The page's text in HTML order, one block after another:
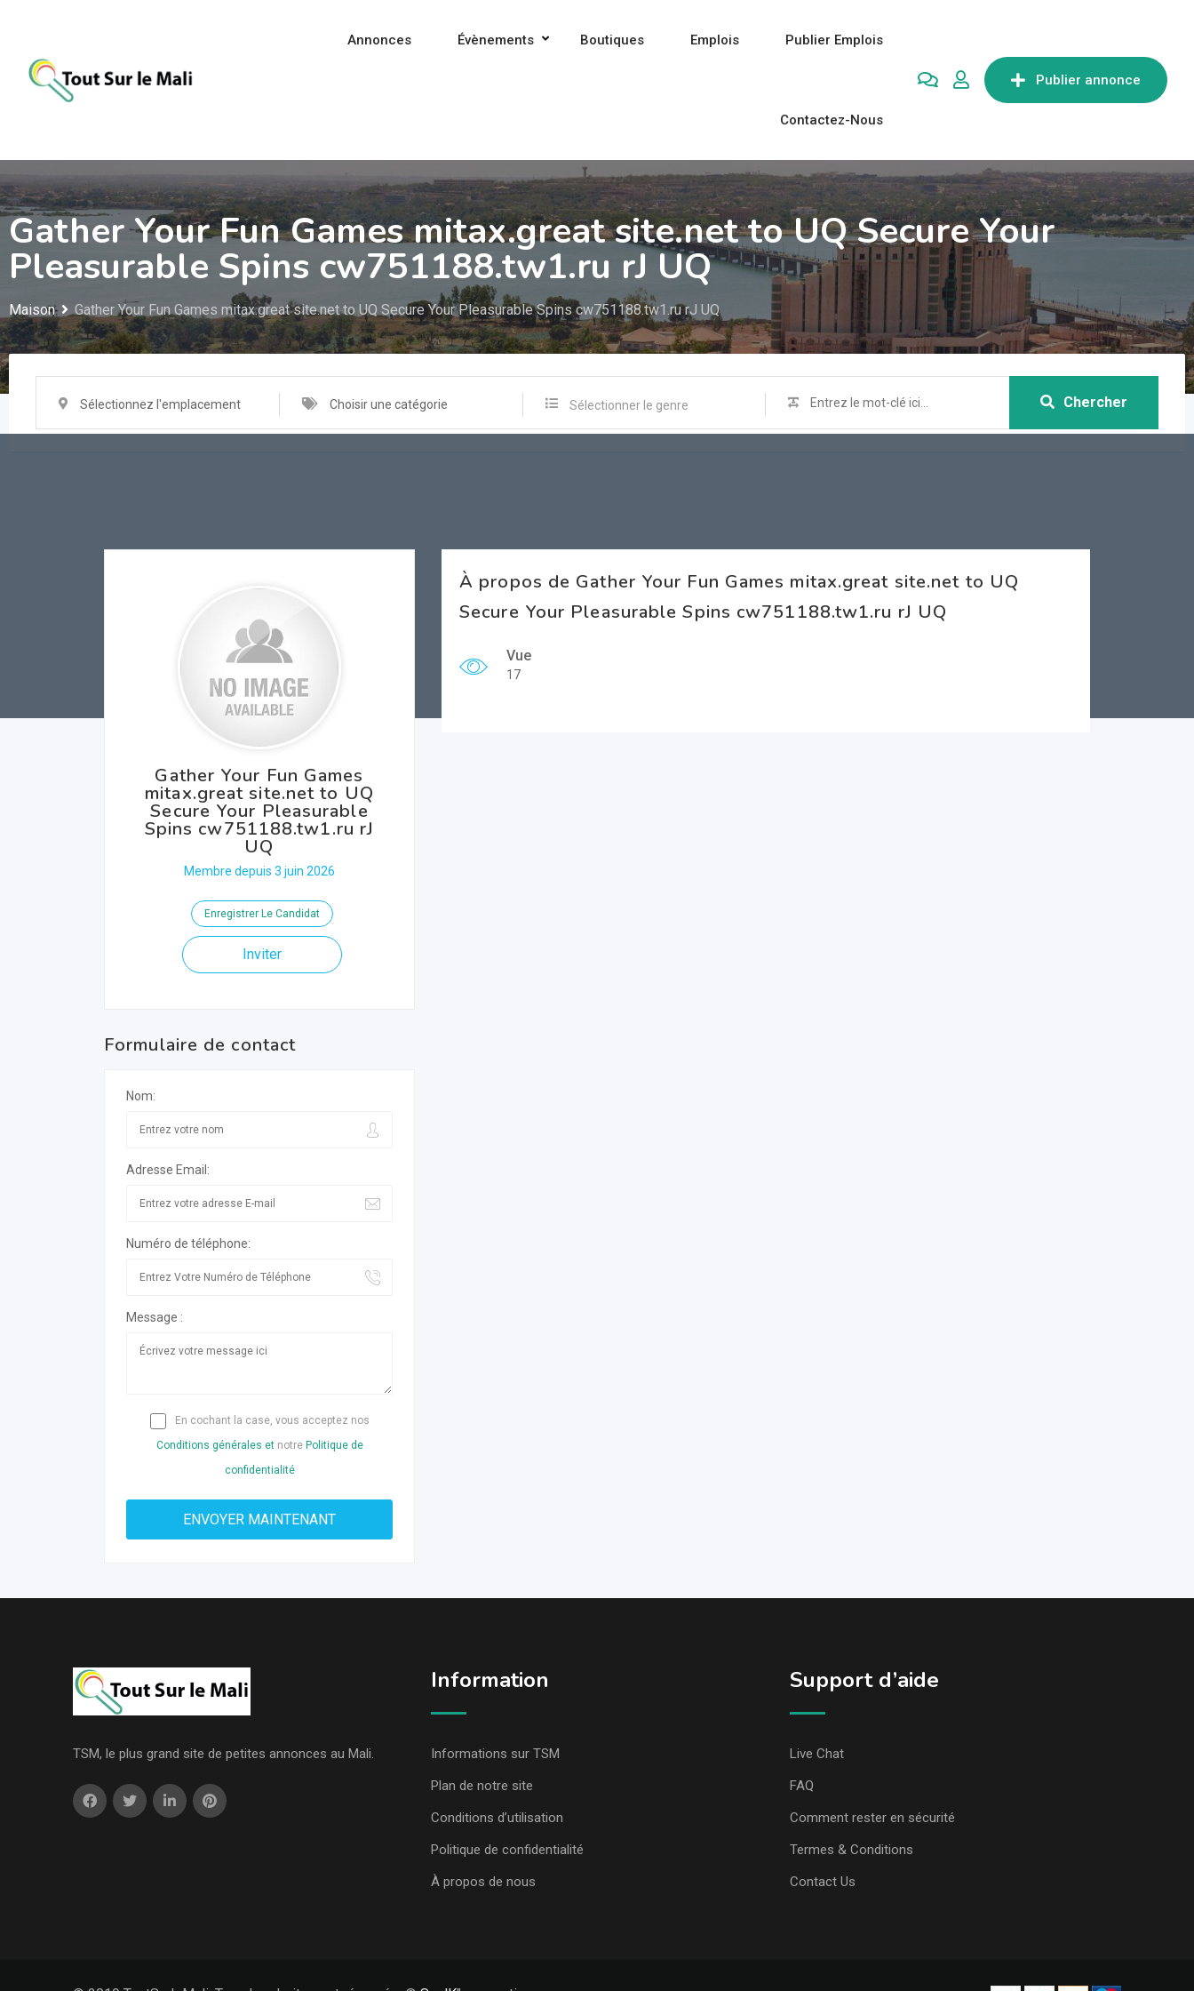
contenu
Publier annonce
Annonces Évènements Boutiques Emplois Publier Emplois
Contactez-Nous
Gather Your Fun Games mitax.great site.net to UQ Secure Your
Pleasurable Spins cw751188.tw1.ru rJ UQ
Maison Gather Your Fun Games mitax.great site.net to UQ Secure Your Pleasurable Spins cw751188.tw1.ru rJ UQ
Sélectionnez l'emplacement Choisir une catégorie Sélectionner le genre Chercher
Gather Your Fun Games
mitax.great site.net to UQ
Secure Your Pleasurable
Spins cw751188.tw1.ru rJ
UQ
Membre depuis 3 juin 2026
Enregistrer Le Candidat
Inviter
Formulaire de contact
Nom:
Adresse Email:
Numéro de téléphone:
Message :
En cochant la case, vous acceptez nos
Conditions générales etnotre Politique de
confidentialité
À propos de Gather Your Fun Games mitax.great site.net to UQ
Secure Your Pleasurable Spins cw751188.tw1.ru rJ UQ
Vue
17
TSM, le plus grand site de petites annonces au Mali.
Information
Informations sur TSM
Plan de notre site
Conditions d’utilisation
Politique de confidentialité
À propos de nous
Support d’aide
Live Chat
FAQ
Comment rester en sécurité
Termes & Conditions
Contact Us